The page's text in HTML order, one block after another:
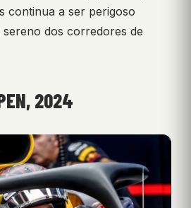
continua a ser perigoso
sereno dos corredores de
2024